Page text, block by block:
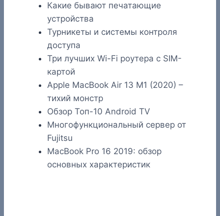
Какие бывают печатающие
устройства
Турникеты и системы контроля
доступа
Три лучших Wi-Fi роутера с SIM-
картой
Apple MacBook Air 13 M1 (2020) –
тихий монстр
Обзор Топ-10 Android TV
Многофункциональный сервер от
Fujitsu
MacBook Pro 16 2019: обзор
основных характеристик